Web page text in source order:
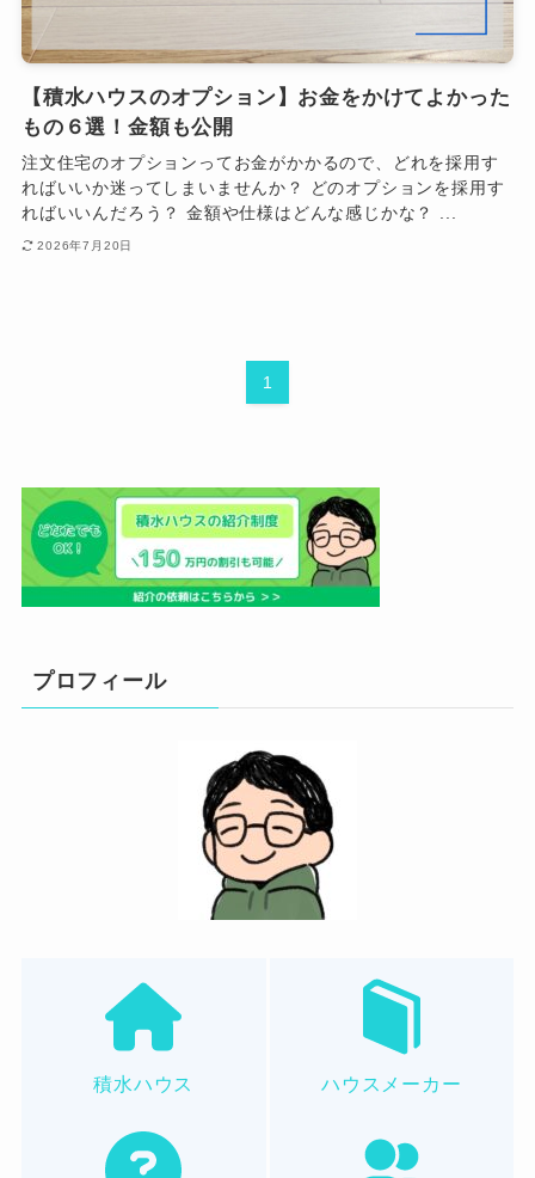
【積水ハウスのオプション】お金をかけてよかった
もの６選！金額も公開
注文住宅のオプションってお金がかかるので、どれを採用す
ればいいか迷ってしまいませんか？ どのオプションを採用す
ればいいんだろう？ 金額や仕様はどんな感じかな？ ...
2026年7月20日
1
プロフィール
積水ハウス ハウスメーカー